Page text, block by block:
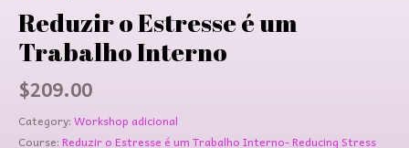
Reduzir o Estresse é um
Trabalho Interno
$209.00
Category: Workshop adicional
Course: Reduzir o Estresse é um Trabalho Interno- Reducing Stress